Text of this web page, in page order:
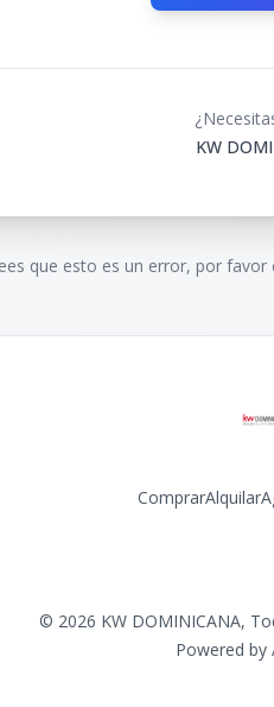
KW
que esto es un error, por
ComprarAlquilar
© 2026 KW DOMINICANA,
Powered by